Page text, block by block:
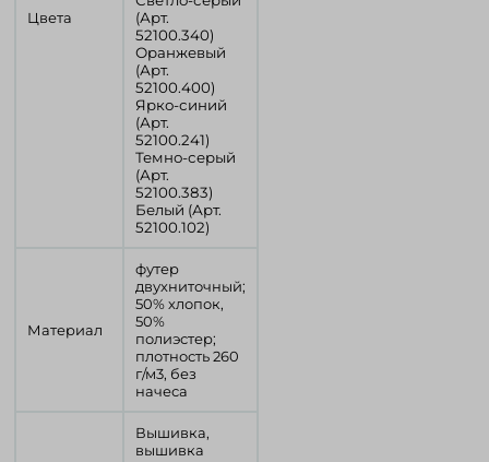
Цвета
(Арт.
52100.340)
Оранжевый
(Арт.
52100.400)
Ярко-синий
(Арт.
52100.241)
Темно-серый
(Арт.
52100.383)
Белый (Арт.
52100.102)
Материал
футер
двухниточный;
50% хлопок,
50%
полиэстер;
плотность 260
г/м3, без
начеса
Вышивка,
вышивка